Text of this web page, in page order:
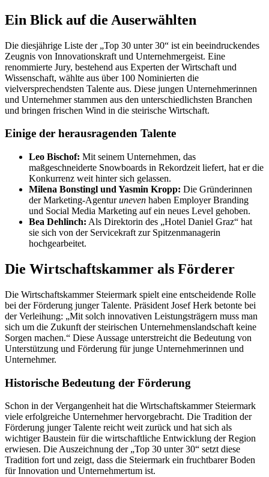
Ein Blick auf die Auserwählten
Die diesjährige Liste der „Top 30 unter 30“ ist ein beeindruckendes
Zeugnis von Innovationskraft und Unternehmergeist. Eine
renommierte Jury, bestehend aus Experten der Wirtschaft und
Wissenschaft, wählte aus über 100 Nominierten die
vielversprechendsten Talente aus. Diese jungen Unternehmerinnen
und Unternehmer stammen aus den unterschiedlichsten Branchen
und bringen frischen Wind in die steirische Wirtschaft.
Einige der herausragenden Talente
Leo Bischof: Mit seinem Unternehmen, das
maßgeschneiderte Snowboards in Rekordzeit liefert, hat er die
Konkurrenz weit hinter sich gelassen.
Milena Bonstingl und Yasmin Kropp: Die Gründerinnen
der Marketing-Agenturuneven haben Employer Branding
und Social Media Marketing auf ein neues Level gehoben.
Bea Dehlinch: Als Direktorin des „Hotel Daniel Graz“ hat
sie sich von der Servicekraft zur Spitzenmanagerin
hochgearbeitet.
Die Wirtschaftskammer als Förderer
Die Wirtschaftskammer Steiermark spielt eine entscheidende Rolle
bei der Förderung junger Talente. Präsident Josef Herk betonte bei
der Verleihung: „Mit solch innovativen Leistungsträgern muss man
sich um die Zukunft der steirischen Unternehmenslandschaft keine
Sorgen machen.“ Diese Aussage unterstreicht die Bedeutung von
Unterstützung und Förderung für junge Unternehmerinnen und
Unternehmer.
Historische Bedeutung der Förderung
Schon in der Vergangenheit hat die Wirtschaftskammer Steiermark
viele erfolgreiche Unternehmer hervorgebracht. Die Tradition der
Förderung junger Talente reicht weit zurück und hat sich als
wichtiger Baustein für die wirtschaftliche Entwicklung der Region
erwiesen. Die Auszeichnung der „Top 30 unter 30“ setzt diese
Tradition fort und zeigt, dass die Steiermark ein fruchtbarer Boden
für Innovation und Unternehmertum ist.